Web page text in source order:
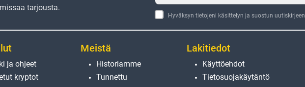
tarjousta.
Hyväksyn tietojeni käsittelyn ja suostun uutiskirjeen
ja ohjeet
kryptot
Meistä
Historiamme
Tunnettu
Lakitiedot
Käyttöehdot
Tietosuojakäytäntö